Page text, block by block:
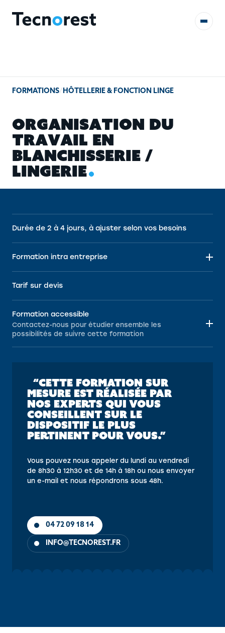
RÉFÉRENCES
CONTACT
FORMATIONS/ HÔTELLERIE & FONCTION LINGE
ORGANISATION DU
TRAVAIL EN
BLANCHISSERIE /
LINGERIE
Durée de 2 à 4 jours, à ajuster selon vos besoins
Formation intra entreprise
Tarif sur devis
Formation accessible
Contactez-nous pour étudier ensemble les
possibilités de suivre cette formation
“CETTE FORMATION SUR
MESURE EST RÉALISÉE PAR
NOS EXPERTS QUI VOUS
CONSEILLENT SUR LE
DISPOSITIF LE PLUS
PERTINENT POUR VOUS.”
Vous pouvez nous appeler du lundi au vendredi
de 8h30 à 12h30 et de 14h à 18h ou nous envoyer
un e-mail et nous répondrons sous 48h.
04 72 09 18 14
INFO@TECNOREST.FR